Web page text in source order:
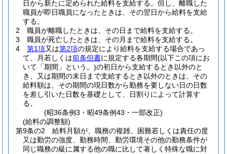
日から新たに定められた給料を支給する。 但し、離職した
職員が即日職員になったときは、その翌日から給料を支給
する。
2
職員が離職したときは、その日まで給料を支給する。
3
職員が死亡したときは、その月まで給料を支給する。
4
第1項又は第2項の規定により給料を支給する場合であっ
て、月若しくは前条但書に規定する各期間(以下この項にお
いて「期間」という。)の初日から支給するとき以外のと
き、又は期間の末日まで支給するとき以外のときは、その
給料額は、その期間の現日数から勤務を要しない日の日数
を差し引いた日数を基礎として、日割りによって計算す
る。
(昭36条例3・昭49条例43・一部改正)
(給料の調整額)
第9条の2
給料月額が、職務の複雑、困難若しくは責任の度
又は勤労の強度、勤務時間、勤労環境その他の勤務条件が
同じ職務の級に属する他の職に比して著しく特殊な職に対